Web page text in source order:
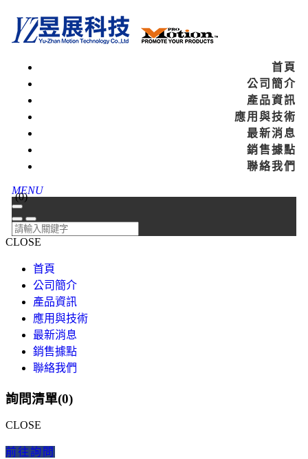
首頁
公司簡介
產品資訊
應用與技術
最新消息
銷售據點
聯絡我們
MENU
(0)
CLOSE
首頁
公司簡介
產品資訊
應用與技術
最新消息
銷售據點
聯絡我們
詢問清單(0)
CLOSE
前往詢問